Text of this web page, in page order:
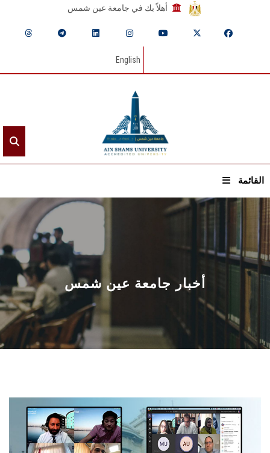
أهلاً بك في جامعة عين شمس
English
القائمة
الرئيسيـة
عن الجامعة
القطاعـات
الشئون الأكاديمية
البحث العلمي
المراكز والوحدات
الأنظمة الذكية
أخبار جامعة عين شمس